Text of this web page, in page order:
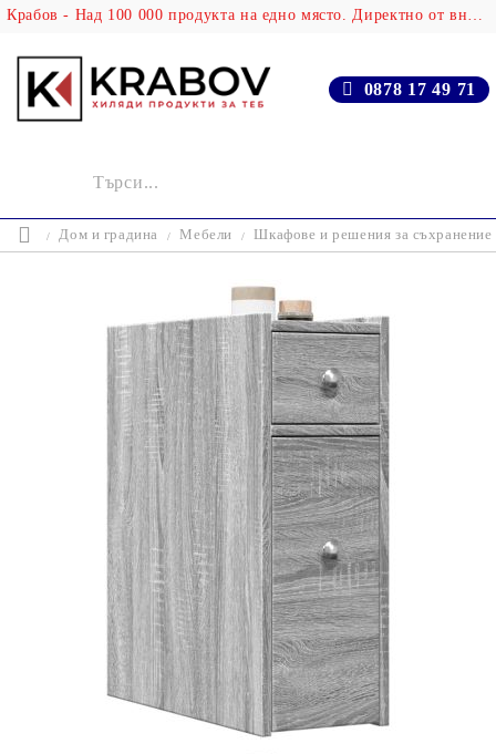
Крабов - Над 100 000 продукта на едно място. Директно от вносителя!
0878 17 49 71
Дом и градина Мебели Шкафове и решения за съхранение